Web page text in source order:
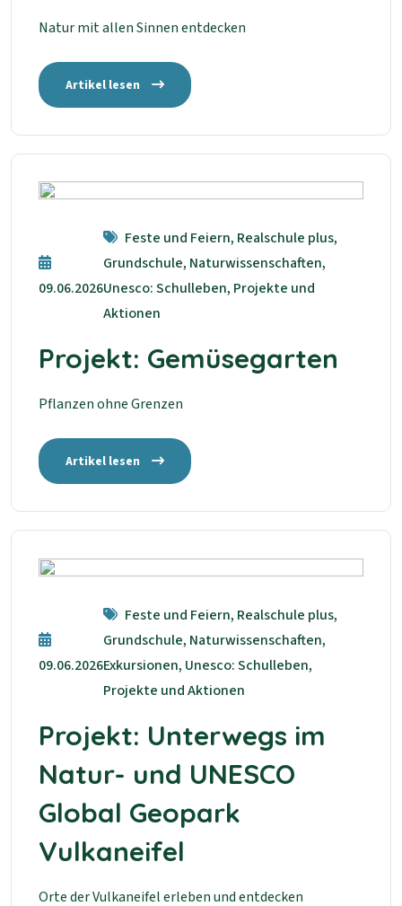
Natur mit allen Sinnen entdecken
Artikel lesen
09.06.2026
Feste und Feiern, Realschule plus,
Grundschule, Naturwissenschaften,
Unesco: Schulleben, Projekte und
Aktionen
Projekt: Gemüsegarten
Pflanzen ohne Grenzen
Artikel lesen
09.06.2026
Feste und Feiern, Realschule plus,
Grundschule, Naturwissenschaften,
Exkursionen, Unesco: Schulleben,
Projekte und Aktionen
Projekt: Unterwegs im
Natur- und UNESCO
Global Geopark
Vulkaneifel
Orte der Vulkaneifel erleben und entdecken